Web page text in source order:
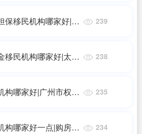
保移民机构哪家好|和
239
移民机构哪家好|太平
238
构哪家好|广州市权威
235
构哪家好一点|购房就
234